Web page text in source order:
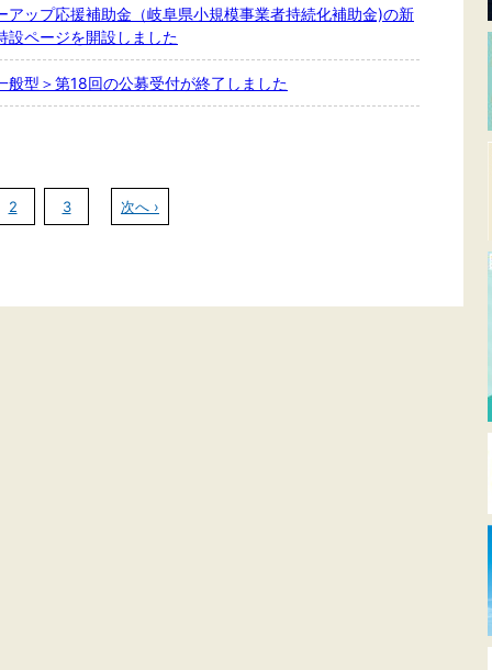
アップ応援補助金（岐阜県小規模事業者持続化補助金)の新
設ページを開設しました
般型＞第18回の公募受付が終了しました
2 3 次へ ›